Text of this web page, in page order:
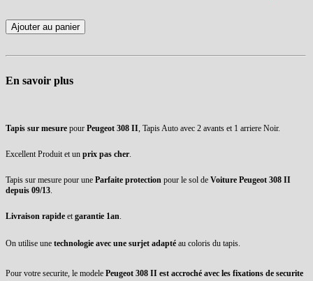
Ajouter au panier
En savoir plus
Tapis sur mesure pour Peugeot 308 II, Tapis Auto avec 2 avants et 1 arriere Noir.
Excellent Produit et un prix pas cher.
Tapis sur mesure pour une Parfaite protection pour le sol de Voiture Peugeot 308 II
depuis 09/13.
Livraison rapide etgarantie 1an.
On utilise une technologie avec une surjet adapté au coloris du tapis.
Pour votre securite, le modele Peugeot 308 II est accroché avec les fixations de securite